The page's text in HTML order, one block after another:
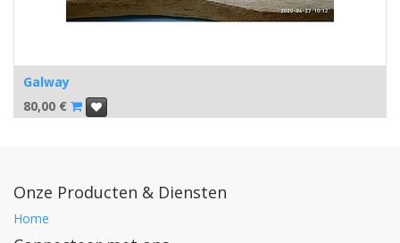
Galway
80,00 €
Onze Producten & Diensten
Home